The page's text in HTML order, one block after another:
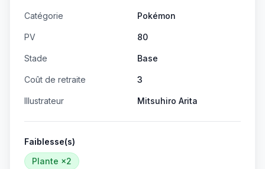
Catégorie Pokémon
PV 80
Stade Base
Coût de retraite 3
Illustrateur Mitsuhiro Arita
Faiblesse(s)
Plante ×2